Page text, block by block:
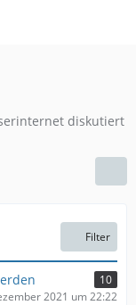
diskutiert
Filter
10
2021 um 22:22